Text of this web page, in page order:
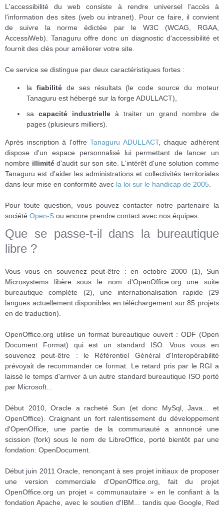
L'accessibilité du web consiste à rendre universel l'accès à
l'information des sites (web ou intranet). Pour ce faire, il convient
de suivre la norme édictée par le W3C (WCAG, RGAA,
AccessiWeb). Tanaguru offre donc un diagnostic d'accessibilité et
fournit des clés pour améliorer votre site.
Ce service se distingue par deux caractéristiques fortes :
la fiabilitéde ses résultats (le code source du moteur
Tanaguru est hébergé sur la forge ADULLACT),
sa capacité industrielle à traiter un grand nombre de
pages (plusieurs milliers).
Après inscription à l'offreTanaguru ADULLACT, chaque adhérent
dispose d'un espace personnalisé lui permettant de lancer un
nombre illimitéd'audit sur son site. L'intérêt d'une solution comme
Tanaguru est d'aider les administrations et collectivités territoriales
dans leur mise en conformité avec la loi sur le handicap de 2005
Pour toute question, vous pouvez contacter notre partenaire la
société Open-S ou encore prendre contact avec nos équipes.
Que se passe-t-il dans la bureautique
libre ?
Vous vous en souvenez peut-être : en octobre 2000 (1), Sun
Microsystems libère sous le nom d'OpenOffice.org une suite
bureautique complète (2), une internationalisation rapide (29
langues actuellement disponibles en téléchargement sur 85 projets
en de traduction).
OpenOffice.org utilise un format bureautique ouvert : ODF (Open
Document Format) qui est un standard ISO. Vous vous en
souvenez peut-être : le Référentiel Général d'Interopérabilité
prévoyait de recommander ce format. Le retard pris par le RGI a
laissé le temps d'arriver à un autre standard bureautique ISO porté
par Microsoft...
Début 2010, Oracle a racheté Sun (et donc MySql, Java... et
OpenOffice). Craignant un fort ralentissement du développement
d'OpenOffice, une partie de la communauté a annoncé une
scission (fork) sous le nom de LibreOffice, porté bientôt par une
fondation: OpenDocument.
Début juin 2011 Oracle, renonçant à ses projet initiaux de proposer
une version commerciale d'OpenOffice.org, fait du projet
OpenOffice.org un projet « communautaire » en le confiant à la
fondation Apache, avec le soutien d'IBM... tandis que Google, Red